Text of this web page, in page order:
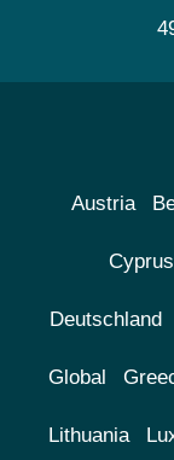
Austria
Cyprus
Deutschland
Global
Lithuania